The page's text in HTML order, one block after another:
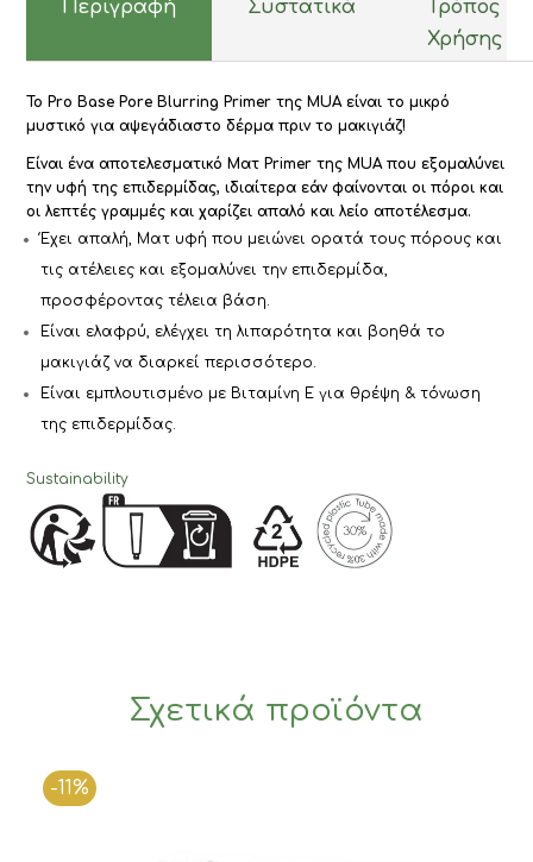
Περιγραφή Συστατικά
Τρόπος
Χρήσης
Το Pro Base Pore Blurring Primer της MUA είναι το μικρό
μυστικό για αψεγάδιαστο δέρμα πριν το μακιγιάζ!
Είναι ένα αποτελεσματικό Ματ Primer της MUA που εξομαλύνει
την υφή της επιδερμίδας, ιδιαίτερα εάν φαίνονται οι πόροι και
οι λεπτές γραμμές και χαρίζει απαλό και λείο αποτέλεσμα.
Έχει απαλή, Ματ υφή που μειώνει ορατά τους πόρους και
τις ατέλειες και εξομαλύνει την επιδερμίδα,
προσφέροντας τέλεια βάση.
Είναι ελαφρύ, ελέγχει τη λιπαρότητα και βοηθά το
μακιγιάζ να διαρκεί περισσότερο.
Είναι εμπλουτισμένο με Βιταμίνη Ε για θρέψη & τόνωση
της επιδερμίδας.
Sustainability
Σχετικά προϊόντα
-11%